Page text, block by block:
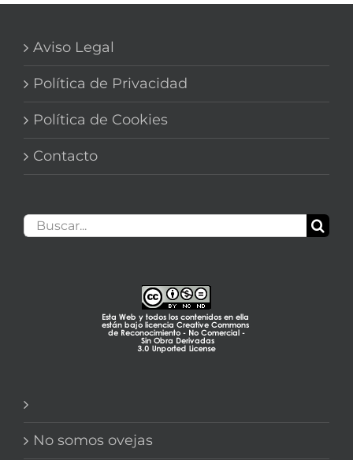
Aviso Legal
Política de Privacidad
Política de Cookies
Contacto
Buscar:
No somos ovejas